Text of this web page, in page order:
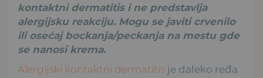
kontaktni dermatitis i ne predstavlja
alergijsku reakciju. Mogu se javiti crvenilo
ili osećaj bockanja/peckanja na mestu gde
se nanosi krema.
Alergijski kontaktni dermatitis je daleko ređa